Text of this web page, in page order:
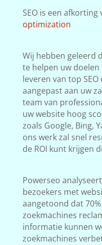
SEO is een afkorting
optimization
Wij hebben geleerd
te helpen uw
leveren van top
aangepast aan uw
team van
uw website hoog
zoals Google, Bing,
ons werk zal snel
de ROI kunt krijgen
Powerseo
bezoekers met
aangetoond dat
zoekmachines
informatie kunnen
zoekmachines